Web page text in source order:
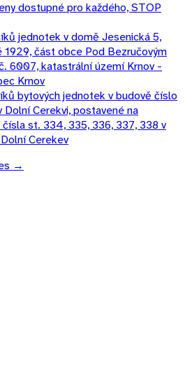
dostupné pro každého, STOP
jednotek v domě Jesenická 5,
1929, část obce Pod Bezručovým
6007, katastrální území Krnov -
Krnov
bytových jednotek v budově číslo
Cerekvi, postavené na
st. 334, 335, 336, 337, 338 v
Cerekev
→